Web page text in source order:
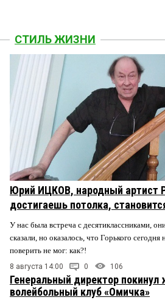
СТИЛЬ ЖИЗНИ
Юрий ИЦКОВ, народный артист
достигаешь потолка,
У нас была встреча с десятиклассниками,
сказали, но оказалось, что Горького
поверить не мог: как?!
8 августа 14:00 0 106
Генеральный директор покинул
волейбольный клуб «Омичка»